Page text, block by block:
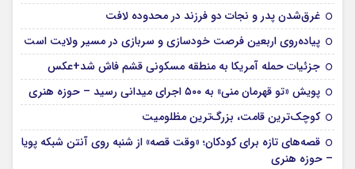
غرق‌شدن پدر و نجات دو فرزند در محدوده لافت
پیاده‌روی اربعین فرصت خودسازی و سربازی در مسیر ولایت است
جزئیات حمله آمریکا به منطقه مسکونی قشم فاش شد+عکس
پویش «تو قهرمان منی» به ۵۰۰ اجرای میدانی رسید – حوزه هنری
کوچک‌ترین قامت، بزرگ‌ترین مظلومیت
قصه‌های تازه برای کودکان؛ «وقت قصه» از شنبه روی آنتن شبکه پویا
– حوزه هنری